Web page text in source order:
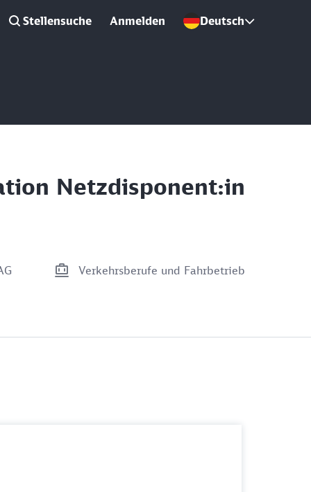
Stellensuche Anmelden Deutsch
Netzdisponent:in
Verkehrsberufe und Fahrbetrieb